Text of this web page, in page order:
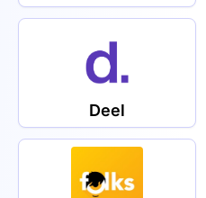
Deel